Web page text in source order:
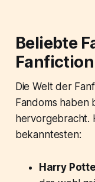
Beliebte
Die Welt der
Fandoms haben
hervorgebracht.
bekanntesten:
Harry